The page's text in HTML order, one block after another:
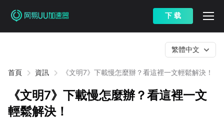
下 载
首頁 資訊 《文明7》下載慢怎麼辦？看這裡一文輕鬆解決！
繁體中文
《文明7》下載慢怎麼辦？看這裡一文
輕鬆解決！